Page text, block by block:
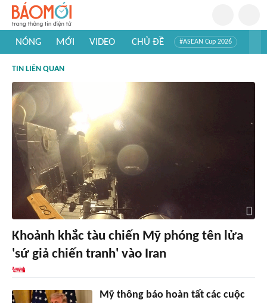
NÓNG MỚI VIDEO CHỦ ĐỀ #ASEAN Cup 2026
#Khám phá thế giới
TIN LIÊN QUAN
Khoảnh khắc tàu chiến Mỹ phóng tên lửa
'sứ giả chiến tranh' vào Iran
Mỹ thông báo hoàn tất các cuộc